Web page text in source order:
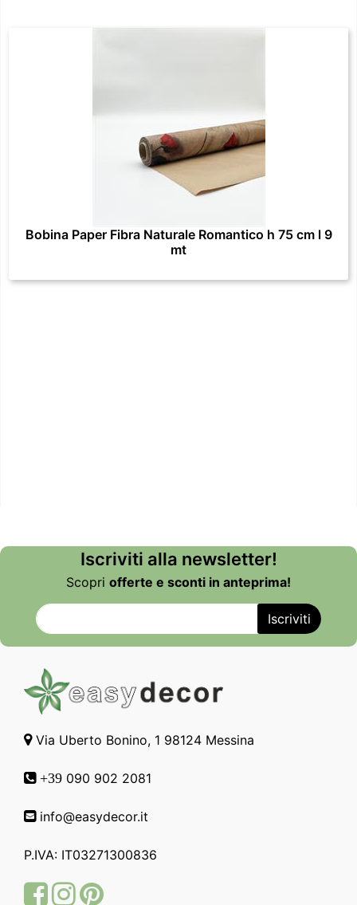
Bobina Paper Fibra Naturale Romantico h 75 cm l 9
mt
Iscriviti alla newsletter!
Scopri offerte e sconti in anteprima!
Via Uberto Bonino, 1 98124 Messina
+39 090 902 2081
info@easydecor.it
P.IVA: IT03271300836
FacebookInstagram
Pinterest